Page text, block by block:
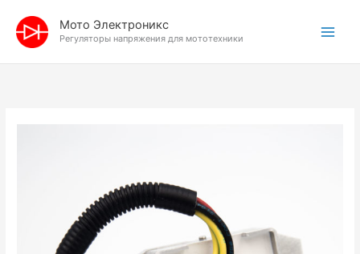
содержимому
Мото Электроникс
Регуляторы напряжения для мототехники